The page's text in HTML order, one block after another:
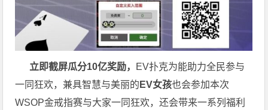
立即截屏瓜分10亿奖励， EV扑克为能助力全民参与
一同狂欢，兼具智慧与美丽的 EV女孩也会参加本次
WSOP金戒指赛与大家一同狂欢，还会带来一系列福利